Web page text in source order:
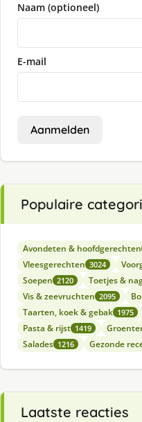
Naam (optioneel)
E-mail
Aanmelden
Populaire
Avondeten & hoofdgerechten
Vleesgerechten 3024
Soepen 2120 Toetjes &
Vis & zeevruchten 2095
Taarten, koek & gebak 1975
Pasta & rijst 1419
Salades 1216 Gezonde
Laatste reacties